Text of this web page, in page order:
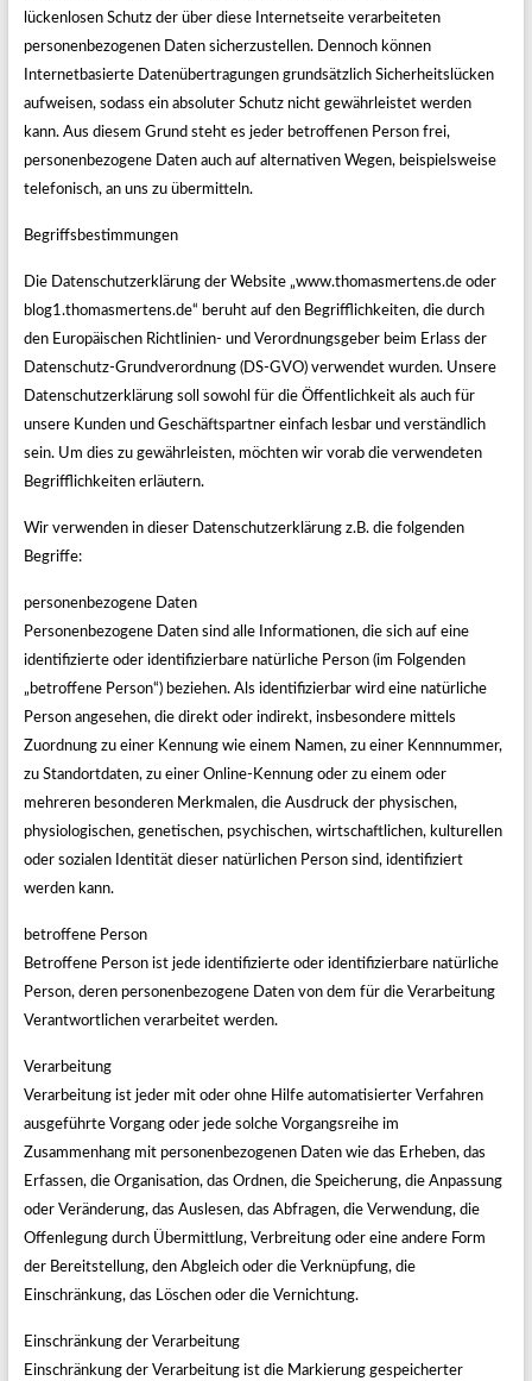
lückenlosen Schutz der über diese Internetseite verarbeiteten
personenbezogenen Daten sicherzustellen. Dennoch können
Internetbasierte Datenübertragungen grundsätzlich Sicherheitslücken
aufweisen, sodass ein absoluter Schutz nicht gewährleistet werden
kann. Aus diesem Grund steht es jeder betroffenen Person frei,
personenbezogene Daten auch auf alternativen Wegen, beispielsweise
telefonisch, an uns zu übermitteln.
Begriffsbestimmungen
Die Datenschutzerklärung der Website „www.thomasmertens.de oder
blog1.thomasmertens.de“ beruht auf den Begrifflichkeiten, die durch
den Europäischen Richtlinien- und Verordnungsgeber beim Erlass der
Datenschutz-Grundverordnung (DS-GVO) verwendet wurden. Unsere
Datenschutzerklärung soll sowohl für die Öffentlichkeit als auch für
unsere Kunden und Geschäftspartner einfach lesbar und verständlich
sein. Um dies zu gewährleisten, möchten wir vorab die verwendeten
Begrifflichkeiten erläutern.
Wir verwenden in dieser Datenschutzerklärung z.B. die folgenden
Begriffe:
personenbezogene Daten
Personenbezogene Daten sind alle Informationen, die sich auf eine
identifizierte oder identifizierbare natürliche Person (im Folgenden
„betroffene Person“) beziehen. Als identifizierbar wird eine natürliche
Person angesehen, die direkt oder indirekt, insbesondere mittels
Zuordnung zu einer Kennung wie einem Namen, zu einer Kennnummer,
zu Standortdaten, zu einer Online-Kennung oder zu einem oder
mehreren besonderen Merkmalen, die Ausdruck der physischen,
physiologischen, genetischen, psychischen, wirtschaftlichen, kulturellen
oder sozialen Identität dieser natürlichen Person sind, identifiziert
werden kann.
betroffene Person
Betroffene Person ist jede identifizierte oder identifizierbare natürliche
Person, deren personenbezogene Daten von dem für die Verarbeitung
Verantwortlichen verarbeitet werden.
Verarbeitung
Verarbeitung ist jeder mit oder ohne Hilfe automatisierter Verfahren
ausgeführte Vorgang oder jede solche Vorgangsreihe im
Zusammenhang mit personenbezogenen Daten wie das Erheben, das
Erfassen, die Organisation, das Ordnen, die Speicherung, die Anpassung
oder Veränderung, das Auslesen, das Abfragen, die Verwendung, die
Offenlegung durch Übermittlung, Verbreitung oder eine andere Form
der Bereitstellung, den Abgleich oder die Verknüpfung, die
Einschränkung, das Löschen oder die Vernichtung.
Einschränkung der Verarbeitung
Einschränkung der Verarbeitung ist die Markierung gespeicherter